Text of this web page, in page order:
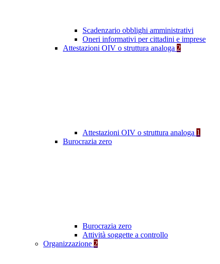
Scadenzario obblighi amministrativi
Oneri informativi per cittadini e imprese
Attestazioni OIV o struttura analoga 2
Attestazioni OIV o struttura analoga 1
Burocrazia zero
Burocrazia zero
Attività soggette a controllo
Organizzazione 2